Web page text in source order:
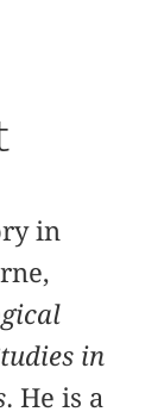
in
in
. He is a